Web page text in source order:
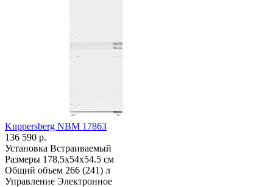
Kuppersberg NBM 17863
136 590 р.
Установка Встраиваемый
Размеры 178,5х54х54.5 см
Общий объем 266 (241) л
Управление Электронное